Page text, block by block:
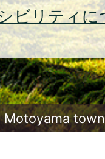
ビリティに